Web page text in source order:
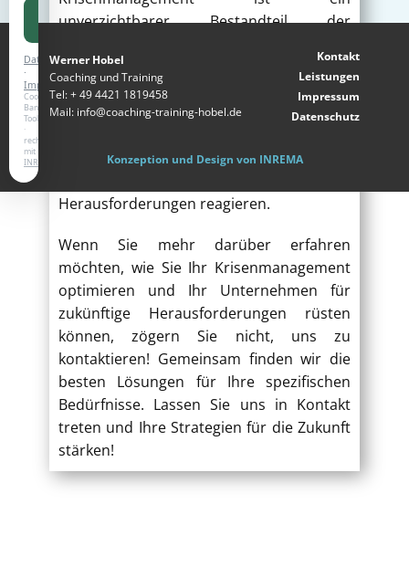
unverzichtbarer Bestandteil der
Gastronomie. Durch Vorbereitung, klare
Kommunikation, Flexibilität, finanzielle
Resilienz, technologische Unterstützung,
gründliche Nachanalyse können
Herausforderungen reagieren.
Wenn Sie mehr darüber erfahren
möchten, wie Sie Ihr Krisenmanagement
optimieren und Ihr Unternehmen für
zukünftige Herausforderungen rüsten
können, zögern Sie nicht, uns zu
kontaktieren! Gemeinsam finden wir die
besten Lösungen für Ihre spezifischen
Bedürfnisse. Lassen Sie uns in Kontakt
treten und Ihre Strategien für die Zukunft
stärken!
Werner Hobel
Coaching und Training
Tel: + 49 4421 1819458
Mail: info@coaching-training-hobel.de
Kontakt
Leistungen
Impressum
Datenschutz
Konzeption und Design von INREMA
akzeptieren
Datenschutz
·
Impressum
Cookie-
Banner-
Tool
·
rechtssicher
mit
INREMA